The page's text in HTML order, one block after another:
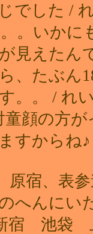
でした /
。いかに
見えたん
、たぶん
。。 / れ
童顔の方
すからね
原宿、表
へんにい
池袋